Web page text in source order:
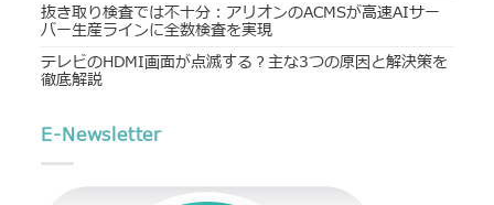
抜き取り検査では不十分：アリオンのACMSが高速AIサー
バー生産ラインに全数検査を実現
テレビのHDMI画面が点滅する？主な3つの原因と解決策を
徹底解説
E-Newsletter